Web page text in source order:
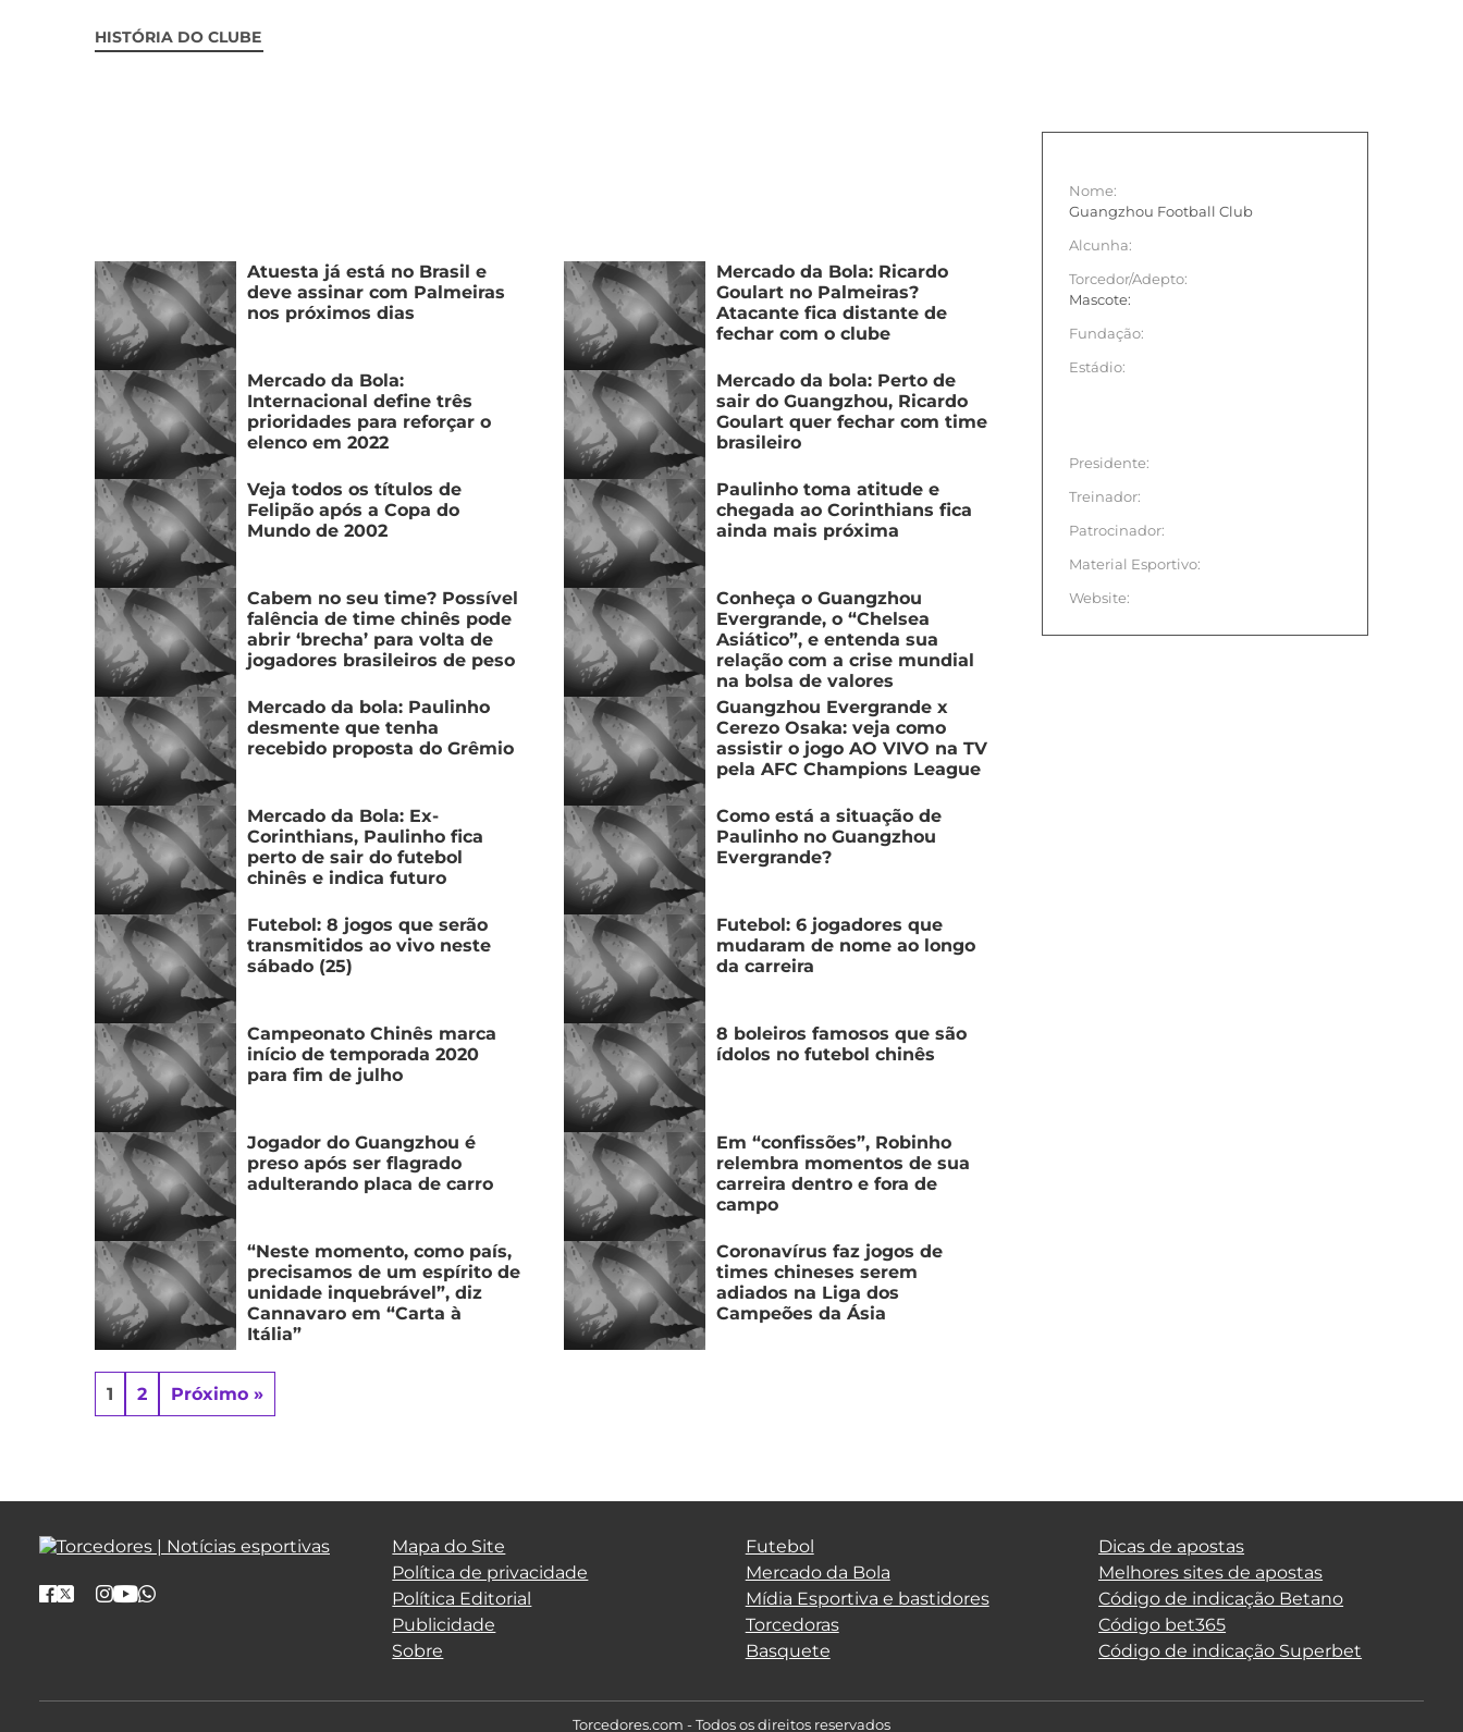
HISTÓRIA DO CLUBE
Atuesta já está no Brasil e
deve assinar com Palmeiras
nos próximos dias
Mercado da Bola: Ricardo
Goulart no Palmeiras?
Atacante fica distante de
fechar com o clube
Mercado da Bola:
Internacional define três
prioridades para reforçar o
elenco em 2022
Mercado da bola: Perto de
sair do Guangzhou, Ricardo
Goulart quer fechar com time
brasileiro
Veja todos os títulos de
Felipão após a Copa do
Mundo de 2002
Paulinho toma atitude e
chegada ao Corinthians fica
ainda mais próxima
Cabem no seu time? Possível
falência de time chinês pode
abrir ‘brecha’ para volta de
jogadores brasileiros de peso
Conheça o Guangzhou
Evergrande, o “Chelsea
Asiático”, e entenda sua
relação com a crise mundial
na bolsa de valores
Mercado da bola: Paulinho
desmente que tenha
recebido proposta do Grêmio
Guangzhou Evergrande x
Cerezo Osaka: veja como
assistir o jogo AO VIVO na TV
pela AFC Champions League
Mercado da Bola: Ex-
Corinthians, Paulinho fica
perto de sair do futebol
chinês e indica futuro
Como está a situação de
Paulinho no Guangzhou
Evergrande?
Futebol: 8 jogos que serão
transmitidos ao vivo neste
sábado (25)
Futebol: 6 jogadores que
mudaram de nome ao longo
da carreira
Campeonato Chinês marca
início de temporada 2020
para fim de julho
8 boleiros famosos que são
ídolos no futebol chinês
Jogador do Guangzhou é
preso após ser flagrado
adulterando placa de carro
Em “confissões”, Robinho
relembra momentos de sua
carreira dentro e fora de
campo
“Neste momento, como país,
precisamos de um espírito de
unidade inquebrável”, diz
Cannavaro em “Carta à
Itália”
Coronavírus faz jogos de
times chineses serem
adiados na Liga dos
Campeões da Ásia
1 2 Próximo »
Nome:
Guangzhou Football Club
Alcunha:
Torcedor/Adepto:
Mascote:
Fundação:
Estádio:
Presidente:
Treinador:
Patrocinador:
Material Esportivo:
Website:
Mapa do Site
Política de privacidade
Política Editorial
Publicidade
Sobre
Futebol
Mercado da Bola
Mídia Esportiva e bastidores
Torcedoras
Basquete
Dicas de apostas
Melhores sites de apostas
Código de indicação Betano
Código bet365
Código de indicação Superbet
Torcedores.com - Todos os direitos reservados